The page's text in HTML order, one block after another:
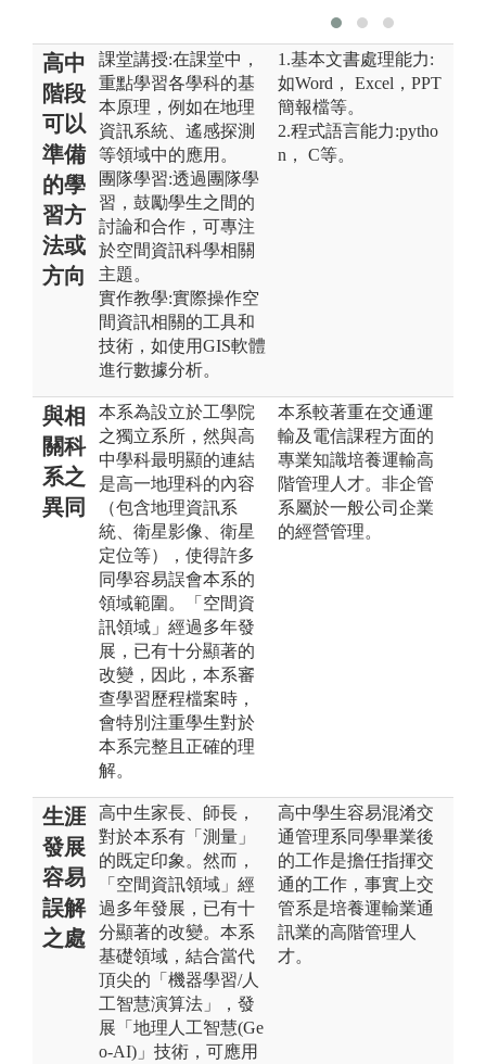
高中
階段
可以
準備
的學
習方
法或
方向
課堂講授:在課堂中，
重點學習各學科的基
本原理，例如在地理
資訊系統、遙感探測
等領域中的應用。
團隊學習:透過團隊學
習，鼓勵學生之間的
討論和合作，可專注
於空間資訊科學相關
主題。
實作教學:實際操作空
間資訊相關的工具和
技術，如使用GIS軟體
進行數據分析。
1.基本文書處理能力:
如Word， Excel，PPT
簡報檔等。
2.程式語言能力:pytho
n， C等。
與相
關科
系之
異同
本系為設立於工學院
之獨立系所，然與高
中學科最明顯的連結
是高一地理科的內容
（包含地理資訊系
統、衛星影像、衛星
定位等），使得許多
同學容易誤會本系的
領域範圍。「空間資
訊領域」經過多年發
展，已有十分顯著的
改變，因此，本系審
查學習歷程檔案時，
會特別注重學生對於
本系完整且正確的理
解。
本系較著重在交通運
輸及電信課程方面的
專業知識培養運輸高
階管理人才。非企管
系屬於一般公司企業
的經營管理。
生涯
發展
容易
誤解
之處
高中生家長、師長，
對於本系有「測量」
的既定印象。然而，
「空間資訊領域」經
過多年發展，已有十
分顯著的改變。本系
基礎領域，結合當代
頂尖的「機器學習/人
工智慧演算法」，發
展「地理人工智慧(Ge
o-AI)」技術，可應用
高中學生容易混淆交
通管理系同學畢業後
的工作是擔任指揮交
通的工作，事實上交
管系是培養運輸業通
訊業的高階管理人
才。